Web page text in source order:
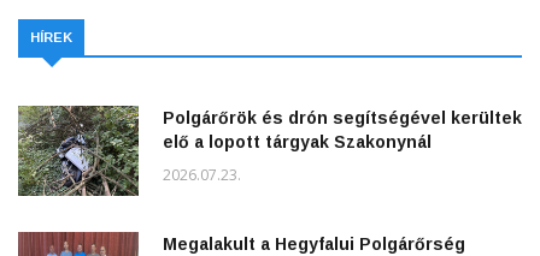
HÍREK
Polgárőrök és drón segítségével kerültek
elő a lopott tárgyak Szakonynál
2026.07.23.
Megalakult a Hegyfalui Polgárőrség